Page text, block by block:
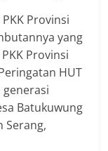
Provinsi
yang
Provinsi
HUT
generasi
Batukuwung
Serang,